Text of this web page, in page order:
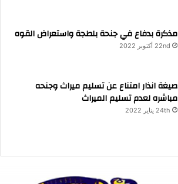
مذكرة بدفاع في جنحة بلطجة واستعراض القوه
22nd أكتوبر 2022
صيغة انذار امتناع عن تسليم ميراث وجنحه
مباشره لعدم تسليم الميراث
24th يناير 2022